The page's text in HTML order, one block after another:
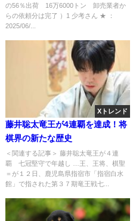
考さん★]
の56％出荷 16万6000トン 卸売業者か
らの依頼分は完了 ）1 少考さん ★ ：
2025/06/...
Xトレンド
藤井聡太竜王が4連覇を達成！将
棋界の新たな歴史
＜関連する記事＞ 藤井聡太竜王が４連
覇 七冠堅守で年越し …王、王将、棋聖
＝が１２日、鹿児島県指宿市「指宿白水
館」で指された第３７期竜王戦七...